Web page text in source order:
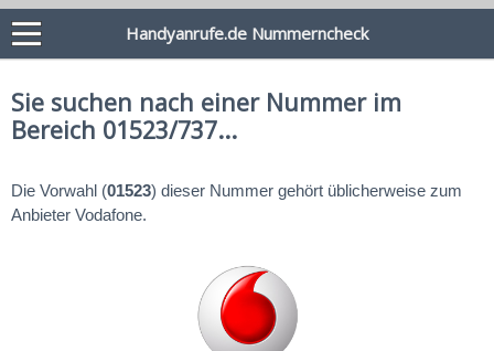
Handyanrufe.de Nummerncheck
Sie suchen nach einer Nummer im
Bereich 01523/737...
Die Vorwahl (01523) dieser Nummer gehört üblicherweise zum
Anbieter Vodafone.